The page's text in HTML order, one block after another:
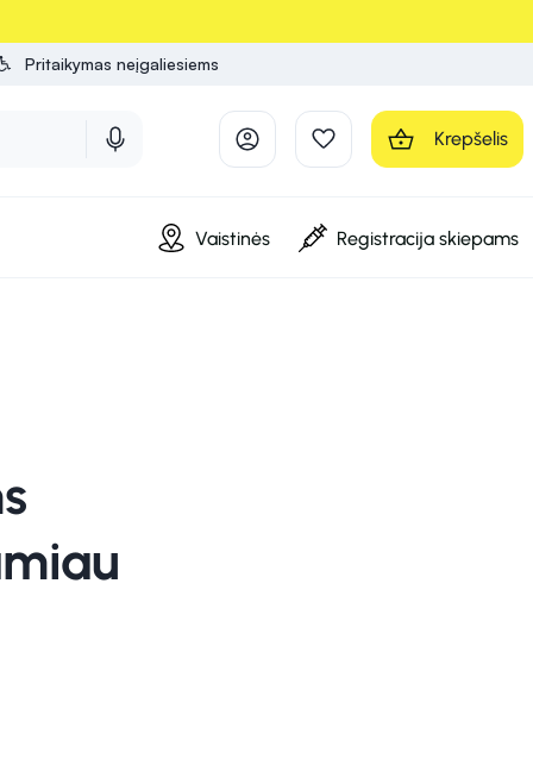
Pritaikymas neįgaliesiems
Krepšelis
Vaistinės Registracija skiepams